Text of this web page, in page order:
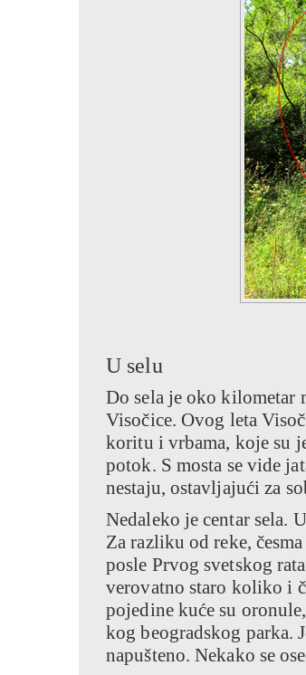
U selu
Do sela je oko kilometar
Visočice. Ovog leta
koritu i vrbama, koje su
potok. S mosta se vide
nestaju, ostavljajući za
Nedaleko je centar sela.
Za razliku od reke,
posle Prvog svetskog
verovatno staro koliko i
pojedine kuće su
kog beogradskog parka.
napušteno. Nekako se